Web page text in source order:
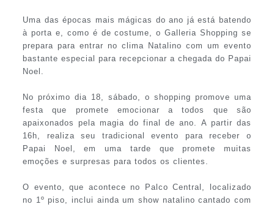
Uma das épocas mais mágicas do ano já está batendo
à porta e, como é de costume, o Galleria Shopping se
prepara para entrar no clima Natalino com um evento
bastante especial para recepcionar a chegada do Papai
Noel.
No próximo dia 18, sábado, o shopping promove uma
festa que promete emocionar a todos que são
apaixonados pela magia do final de ano. A partir das
16h, realiza seu tradicional evento para receber o
Papai Noel, em uma tarde que promete muitas
emoções e surpresas para todos os clientes.
O evento, que acontece no Palco Central, localizado
no 1º piso, inclui ainda um show natalino cantado com